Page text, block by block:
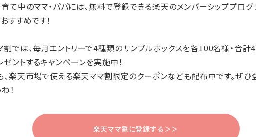
育て中のママ・パパには、無料で登録できる楽天のメンバーシッププログ
すすめです！
割では、毎月エントリーで4種類のサンプルボックスを各100名様・合
ゼントするキャンペーンを実施中！
、楽天市場で使える楽天ママ割限定のクーポンなども配布中です。ぜひ
！
楽天ママ割に登録する＞＞